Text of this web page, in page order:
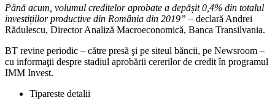
Până acum, volumul creditelor aprobate a depășit 0,4% din totalul
investițiilor productive din România din 2019” – declară Andrei
Rădulescu, Director Analiză Macroeconomică, Banca Transilvania.
BT revine periodic – către presă şi pe siteul băncii, pe Newsroom –
cu informaţii despre stadiul aprobării cererilor de credit în programul
IMM Invest.
Tipareste detalii